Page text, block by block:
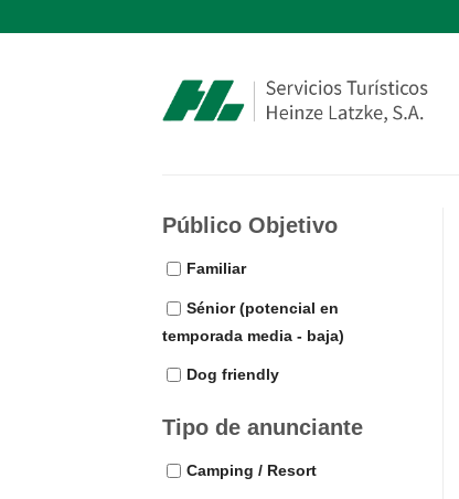
Público Objetivo
Familiar
Sénior (potencial en
temporada media - baja)
Dog friendly
Tipo de anunciante
Camping / Resort